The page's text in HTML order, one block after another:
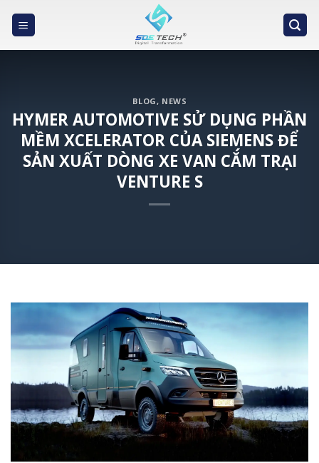
BLOG, NEWS
HYMER AUTOMOTIVE SỬ DỤNG PHẦN
MỀM XCELERATOR CỦA SIEMENS ĐỂ
SẢN XUẤT DÒNG XE VAN CẮM TRẠI
VENTURE S